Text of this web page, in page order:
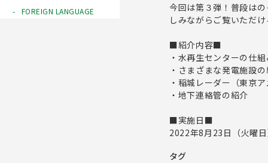
FOREIGN LANGUAGE
今回は第３弾！普段は
しみながらご覧いただ
■紹介内容■
・水再生センターの仕
・さまざまな発電施設
・稲城レーダー（東京
・地下連絡管の紹介
■実施日■
2022年8月23日（火曜日
タグ